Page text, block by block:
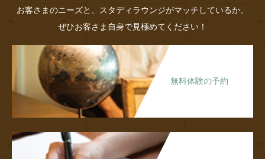
お客さまのニーズと、スタディラウンジがマッチしているか、
ぜひお客さま自身で見極めてください！
無料体験の予約